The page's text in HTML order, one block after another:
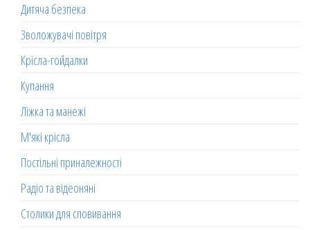
Дитяча безпека
Зволожувачі повітря
Крісла-гойдалки
Купання
Ліжка та манежі
М'які крісла
Постільні приналежності
Радіо та відеоняні
Столики для сповивання